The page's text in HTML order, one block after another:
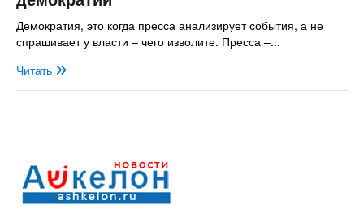
Демократия, это когда пресса анализирует события, а не
спрашивает у власти – чего изволите. Пресса –...
Читать